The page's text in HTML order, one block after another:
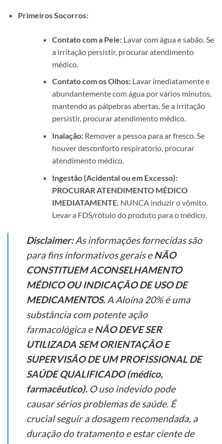
Primeiros Socorros:
Contato com a Pele:Lavar com água e sabão. Se
a irritação persistir, procurar atendimento
médico.
Contato com os Olhos:Lavar imediatamente e
abundantemente com água por vários minutos,
mantendo as pálpebras abertas. Se a irritação
persistir, procurar atendimento médico.
Inalação:Remover a pessoa para ar fresco. Se
houver desconforto respiratório, procurar
atendimento médico.
Ingestão (Acidental ou em Excesso):
PROCURAR ATENDIMENTO MÉDICO
IMEDIATAMENTE. NUNCA induzir o vômito.
Levar a FDS/rótulo do produto para o médico.
Disclaimer:As informações fornecidas são
para fins informativos gerais eNÃO
CONSTITUEM ACONSELHAMENTO
MÉDICO OU INDICAÇÃO DE USO DE
MEDICAMENTOS. A Aloína 20% é uma
substância com potente ação
farmacológica eNÃO DEVE SER
UTILIZADA SEM ORIENTAÇÃO E
SUPERVISÃO DE UM PROFISSIONAL DE
SAÚDE QUALIFICADO (médico,
farmacêutico). O uso indevido pode
causar sérios problemas de saúde. É
crucial seguir a dosagem recomendada, a
duração do tratamento e estar ciente de